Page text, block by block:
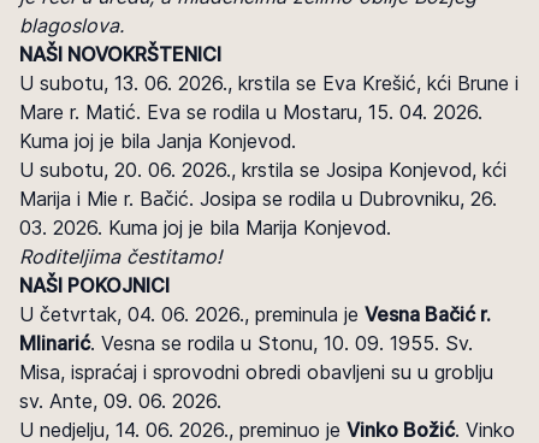
blagoslova.
NAŠI NOVOKRŠTENICI
U subotu, 13. 06. 2026., krstila se Eva Krešić, kći Brune i
Mare r. Matić. Eva se rodila u Mostaru, 15. 04. 2026.
Kuma joj je bila Janja Konjevod.
U subotu, 20. 06. 2026., krstila se Josipa Konjevod, kći
Marija i Mie r. Bačić. Josipa se rodila u Dubrovniku, 26.
03. 2026. Kuma joj je bila Marija Konjevod.
Roditeljima čestitamo!
NAŠI POKOJNICI
U četvrtak, 04. 06. 2026., preminula je Vesna Bačić r.
Mlinarić. Vesna se rodila u Stonu, 10. 09. 1955. Sv.
Misa, ispraćaj i sprovodni obredi obavljeni su u groblju
sv. Ante, 09. 06. 2026.
U nedjelju, 14. 06. 2026., preminuo je Vinko Božić. Vinko